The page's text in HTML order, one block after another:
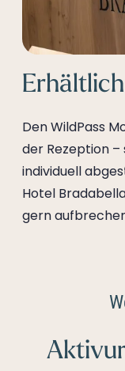
Den WildPass
der Rezeption
individuell
Hotel
gern